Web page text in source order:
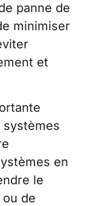
panne de
minimiser
et
systèmes
en
le
de